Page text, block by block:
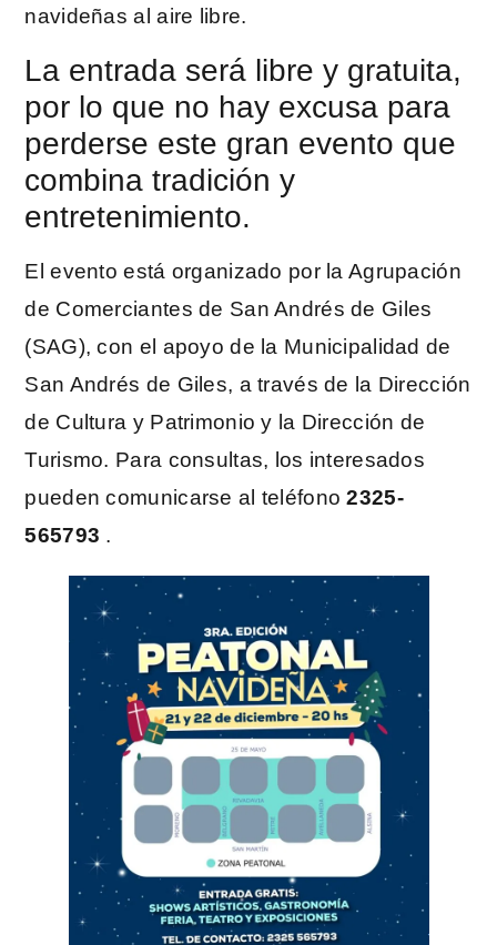
navideñas al aire libre.
La entrada será libre y gratuita,
por lo que no hay excusa para
perderse este gran evento que
combina tradición y
entretenimiento.
El evento está organizado por la Agrupación
de Comerciantes de San Andrés de Giles
(SAG), con el apoyo de la Municipalidad de
San Andrés de Giles, a través de la Dirección
de Cultura y Patrimonio y la Dirección de
Turismo. Para consultas, los interesados ​​
pueden comunicarse al teléfono2325-
565793 .